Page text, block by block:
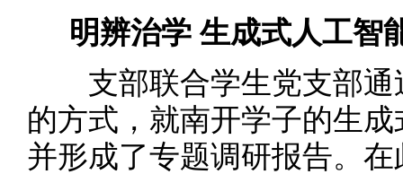
明辨治学 生成式人工智
支部联合学生党支部通
的方式，就南开学子的生
并形成了专题调研报告。